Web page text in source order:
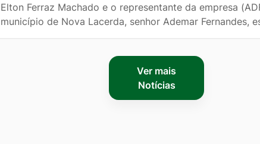
Elton Ferraz Machado e o representante da empresa
município de Nova Lacerda, senhor Ademar Fernandes,
Ver mais
Notícias